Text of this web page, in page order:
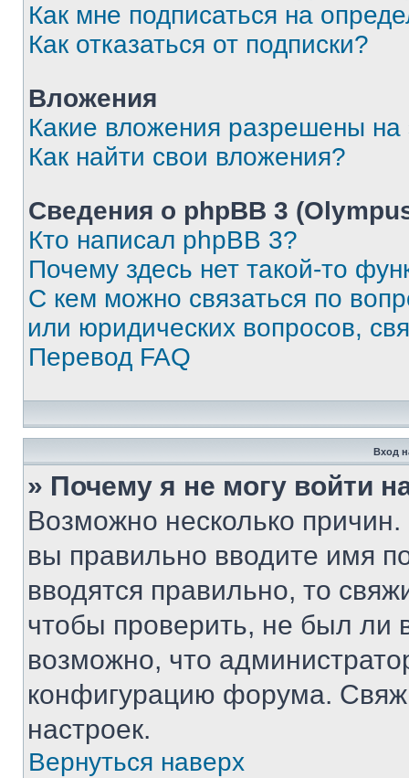
Как мне подписаться на
Как отказаться от подписки?
Вложения
Какие вложения разрешены
Как найти свои вложения?
Сведения о phpBB 3
Кто написал phpBB 3?
Почему здесь нет такой-то
С кем можно связаться по
или юридических вопросов,
Перевод FAQ
Вход
» Почему я не могу войти
Возможно несколько
вы правильно вводите имя
вводятся правильно, то
чтобы проверить, не был ли
возможно, что
конфигурацию форума.
настроек.
Вернуться наверх